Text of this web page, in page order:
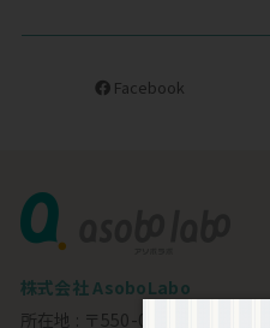
Facebook
株式会社 AsoboLabo
所在地 : 〒550-0002 大阪市西